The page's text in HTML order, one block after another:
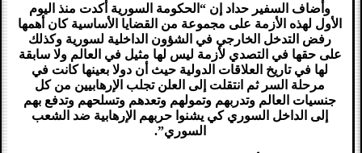
وأضاف السفير حداد إن “الحكومة السورية أكدت منذ اليوم
الأول لهذه الأزمة على مجموعة من القضايا الأساسية كان أهمها
رفض التدخل الخارجي في الشؤون الداخلية لسورية وكذلك
على حقها في التصدي لأزمة ليس لها مثيل في العالم ولا سابقة
لها في تاريخ العلاقات الدولية حيث أن دولا بعينها كانت في
مرحلة السر ثم انتقلت إلى العلن تجلب الإرهابيين من كل
جنسيات العالم وتدربهم وتمولهم وتعدهم وتسلحهم وتدفع بهم
إلى الداخل السوري كي يشنوا حربهم الإرهابية ضد الشعب
السوري”.